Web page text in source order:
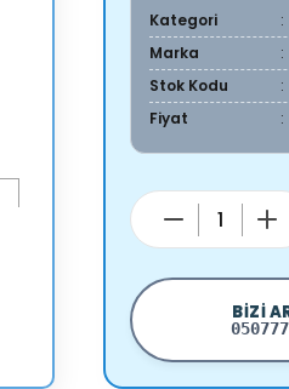
Kategori
Marka
Stok Kodu
Fiyat
BIZI